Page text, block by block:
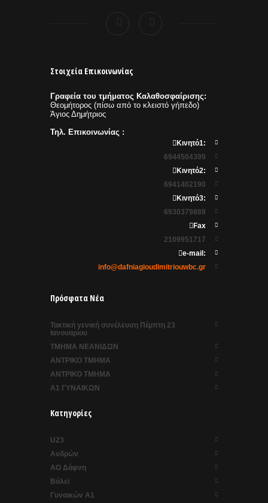
Στοιχεία Επικοινωνίας
Γραφεία του τμήματος Καλαθοσφαίρισης:
Θεομήτορος (πίσω από το κλειστό γήπεδο)
Άγιος Δημήτριος
Τηλ. Επικοινωνίας :
Κινητό1:
6944504399
Κινητό2:
6941402190
Κινητό3:
6930379888
Fax
2109951717
e-mail:
info@dafniagioudimitriouwbc.gr
Πρόσφατα Νέα
Τακτική γενική συνέλευση Πέμπτη 23
Ιανουαρίου
ΤΜΗΜΑ ΝΕΑΝΙΔΩΝ
ΑΝΤΡΙΚΟ ΤΜΗΜΑ
ΑΝΤΡΙΚΟ ΤΜΗΜΑ
Α1 ΓΥΝΑΙΚΩΝ
Κατηγορίες
U23
Ανδρών
ΑΟ Δάφνη
Βόλεϊ
Γυναικών Α1